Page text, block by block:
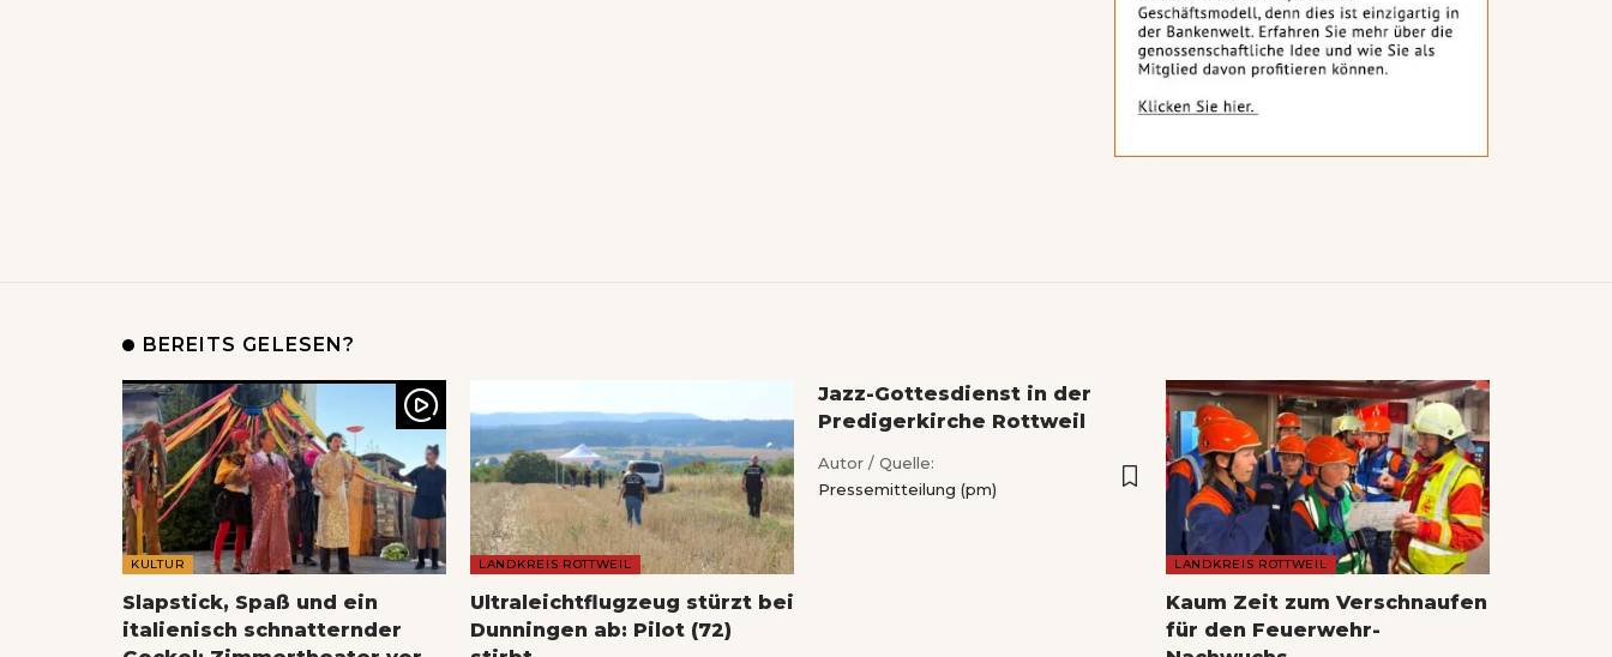
BEREITS GELESEN?
KULTUR
Slapstick, Spaß und ein
italienisch schnatternder
LANDKREIS ROTTWEIL
Ultraleichtflugzeug stürzt bei
Dunningen ab: Pilot (72)
Jazz-Gottesdienst in der
Predigerkirche Rottweil
Autor / Quelle:
Pressemitteilung (pm)
LANDKREIS ROTTWEIL
Kaum Zeit zum Verschnaufen
für den Feuerwehr-